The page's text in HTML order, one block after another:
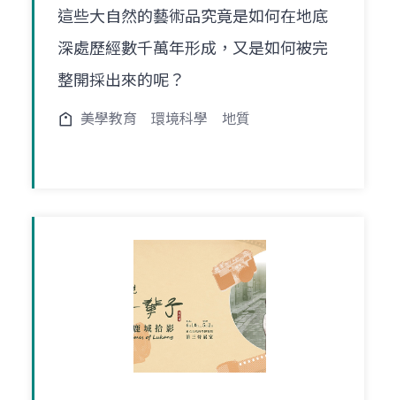
這些大自然的藝術品究竟是如何在地底
深處歷經數千萬年形成，又是如何被完
整開採出來的呢？
美學教育 環境科學 地質